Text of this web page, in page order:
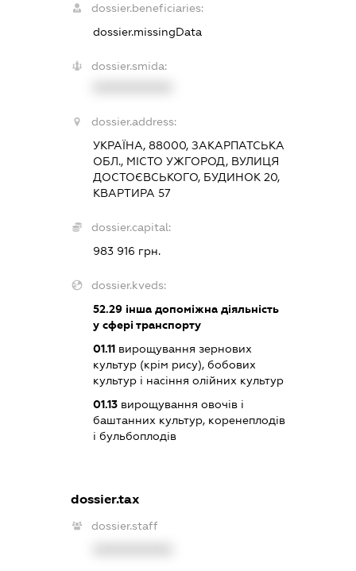
dossier.beneficiaries:
dossier.missingData
dossier.smida:
dossier.address:
УКРАЇНА, 88000, ЗАКАРПАТСЬКА
ОБЛ., МІСТО УЖГОРОД, ВУЛИЦЯ
ДОСТОЄВСЬКОГО, БУДИНОК 20,
КВАРТИРА 57
dossier.capital:
983 916 грн.
dossier.kveds:
52.29інша допоміжна діяльність
у сфері транспорту
01.11вирощування зернових
культур (крім рису), бобових
культур і насіння олійних культур
01.13вирощування овочів і
баштанних культур, коренеплодів
і бульбоплодів
dossier.tax
dossier.staff